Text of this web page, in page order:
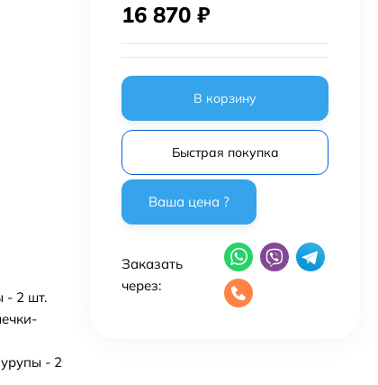
- 2 шт.
- 2
16 870 ₽
В корзину
Быстрая покупка
Заказать
через: